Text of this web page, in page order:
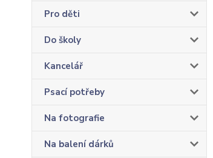
Pro děti
Do školy
Kancelář
Psací potřeby
Na fotografie
Na balení dárků